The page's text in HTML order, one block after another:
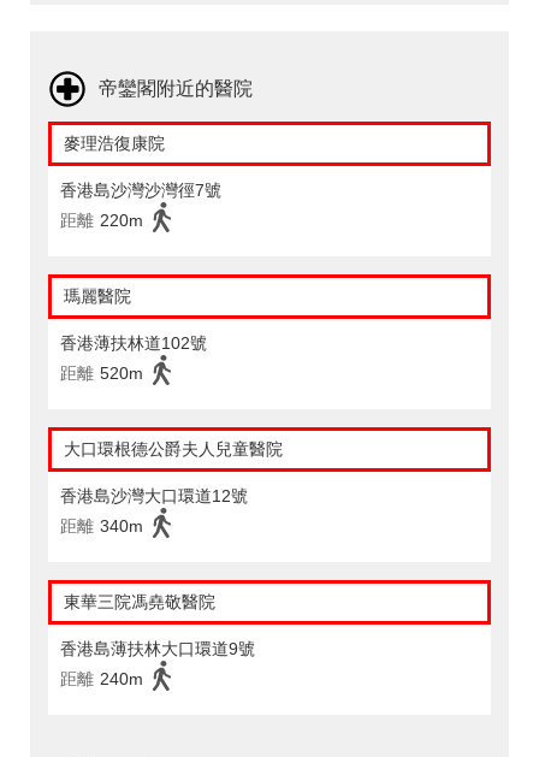
帝鑾閣附近的醫院
麥理浩復康院
香港島沙灣沙灣徑7號
距離 220m
瑪麗醫院
香港薄扶林道102號
距離 520m
大口環根德公爵夫人兒童醫院
香港島沙灣大口環道12號
距離 340m
東華三院馮堯敬醫院
香港島薄扶林大口環道9號
距離 240m